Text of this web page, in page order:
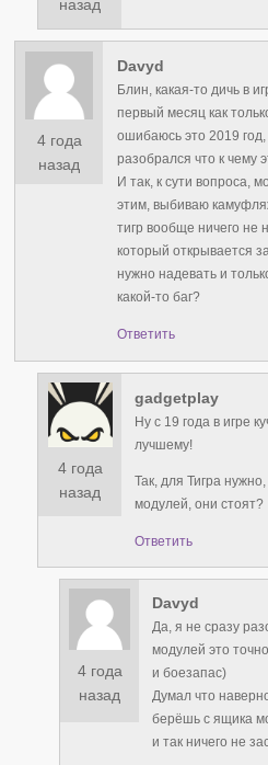
назад
4 года
назад
Davyd
Блин, какая-то дичь в
первый месяц как
ошибаюсь это 2019 год,
разобрался что к чему
И так, к сути вопроса,
этим, выбиваю
тигр вообще ничего не
который открывается
нужно надевать и
какой-то баг?
Ответить
4 года
назад
gadgetplay
Ну с 19 года в игре
лучшему!
Так, для Тигра
модулей, они стоят?
Ответить
4 года
назад
Davyd
Да, я не сразу
модулей это
и боезапас)
Думал что
берёшь с ящика
и так ничего не